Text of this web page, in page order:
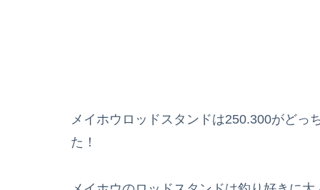
メイホウロッドスタンドは250.300がどっ
た！